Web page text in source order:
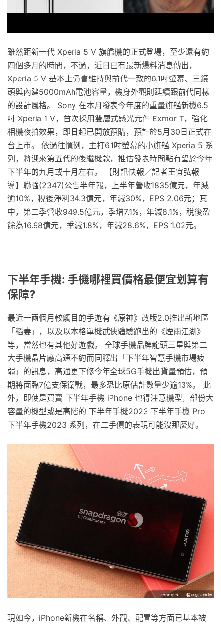
雖然距新一代 Xperia 5 V 旗艦機的正式登場，至少還有約
四個多月的時間，不過，近日已有最新爆料消息傳出，
Xperia 5 V 基本上仍會維持與前代一致的6.1吋螢幕、三鏡
頭與內建5000mAh電池容量，機身外觀則延續跟前代同樣
的設計風格。 Sony 在本月發表今年度的重量旗艦新機6.5
吋 Xperia 1 V，首次採用雙層式感光元件 Exmor T，強化
相機夜拍效果，即日起已開放預購，預計於5月30日正式在
台上市。 依過往慣例，主打6.1吋螢幕的小旗艦 Xperia 5 系
列，將迎來第五代的後繼機款，推估發表時間點有望於今年
下半年的九月或十月左右。 【財訊快報／記者王宜弘報
導】聯強(2347)公告半年報，上半年營收1835億元，年減
逾10%，稅後淨利34.3億元，年減30%，EPS 2.06元；其
中，第二季營收949.5億元，季增7.1%，年減8.1%，稅後盈
餘為16.98億元，季減1.8%，年減28.6%，EPS 1.02元。
下半年手機: 手機哪裡買價格最便宜划算有
保障?
最近一兩個月較觸目的手遊有《原神》改版2.0推出新地區
「稻妻」，以及以本格單機武俠體驗跑出的《煙雨江湖》
等，當然也有其他好遊戲。 全球手機品牌龍頭三星與第二
大手機晶片廠高通不約而同釋出「下半年智慧手機市場疲
弱」的訊息，高通更下修今年全球5G手機出貨量預估，預
期將面臨7億支保衛戰，最多恐比原估計數量少逾13%。 此
外，即使是買賣 下半年手機 iPhone 也得注意機型，部份大
容量的機型或是高階的 下半年手機2023 下半年手機 Pro
下半年手機2023 系列，在二手價的表現可能沒那麼好。
現如今，iPhone新機在名稱、外觀、配置等方面已基本被